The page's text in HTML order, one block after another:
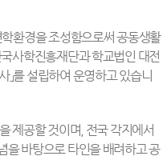
환경을 조성함으로써 공동생활
사학진흥재단과 학교법인 대전
를 설립하여 운영하고 있습니
제공할 것이며, 전국 각지에서
을 바탕으로 타인을 배려하고 공